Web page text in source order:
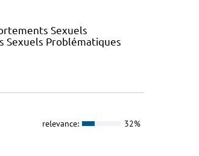
Sexuels
Sexuels Problématiques
relevance: 32%